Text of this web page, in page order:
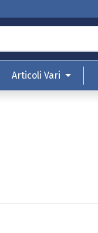
Articoli Vari